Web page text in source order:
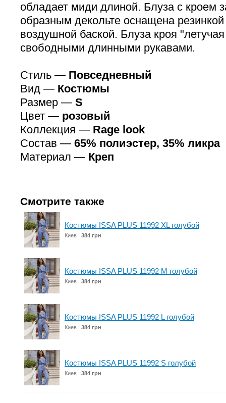
обладает миди длиной. Блуза с кроем
образным декольте оснащена
воздушной баской. Блуза кроя
свободными длинными рукавами.
Стиль — Повседневный
Вид — Костюмы
Размер — S
Цвет — розовый
Коллекция — Rage look
Состав — 65% полиэстер, 35% ликра
Материал — Креп
Смотрите также
Костюмы ISSA PLUS 11992 XL голубой
Киев 384 грн
Костюмы ISSA PLUS 11992 M голубой
Киев 384 грн
Костюмы ISSA PLUS 11992 L голубой
Киев 384 грн
Костюмы ISSA PLUS 11992 S голубой
Киев 384 грн